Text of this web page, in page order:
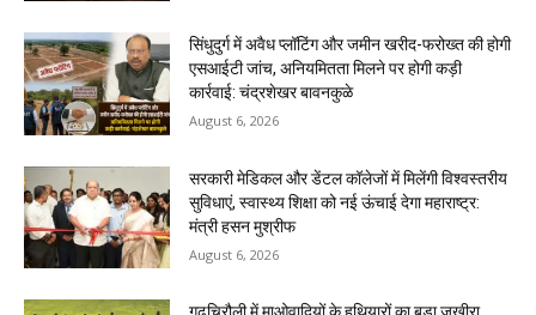
सिंधुदुर्ग में अवैध प्लॉटिंग और जमीन खरीद-फरोख्त की होगी
एसआईटी जांच, अनियमितता मिलने पर होगी कड़ी
कार्रवाई: चंद्रशेखर बावनकुळे
August 6, 2026
सरकारी मेडिकल और डेंटल कॉलेजों में मिलेंगी विश्वस्तरीय
सुविधाएं, स्वास्थ्य शिक्षा को नई ऊंचाई देगा महाराष्ट्र:
मंत्री हसन मुश्रीफ
August 6, 2026